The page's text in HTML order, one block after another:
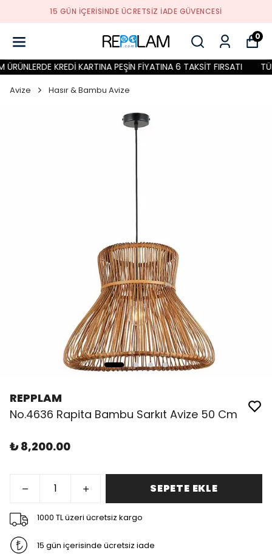
15 GÜN İÇERİSİNDE ÜCRETSİZ İADE GÜVENCESİ
0
KREDİ KARTINA PEŞİN FİYATINA 6 TAKSİT FIRSATI
Avize Hasır & Bambu Avize
REPPLAM
No.4636 Rapita Bambu Sarkıt Avize 50 Cm
₺ 8,200.00
SEPETE EKLE
1000 TL üzeri ücretsiz kargo
15 gün içerisinde ücretsiz iade